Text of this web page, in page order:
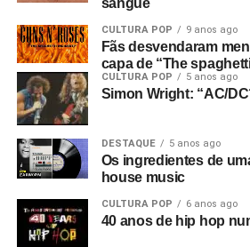
sangue
CULTURA POP 9 anos ago
Fãs desvendaram
capa de “The
CULTURA POP 5 anos ago
Simon Wright: “AC/
DESTAQUE 5 anos ago
Os ingredientes de
house music
CULTURA POP 6 anos ago
40 anos de hip hop